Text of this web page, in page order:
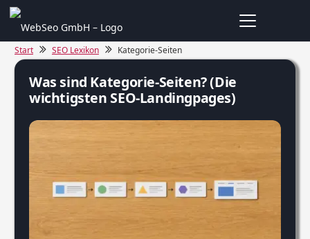
Start SEO Lexikon Kategorie-Seiten
Was sind Kategorie-Seiten? (Die
wichtigsten SEO-Landingpages)